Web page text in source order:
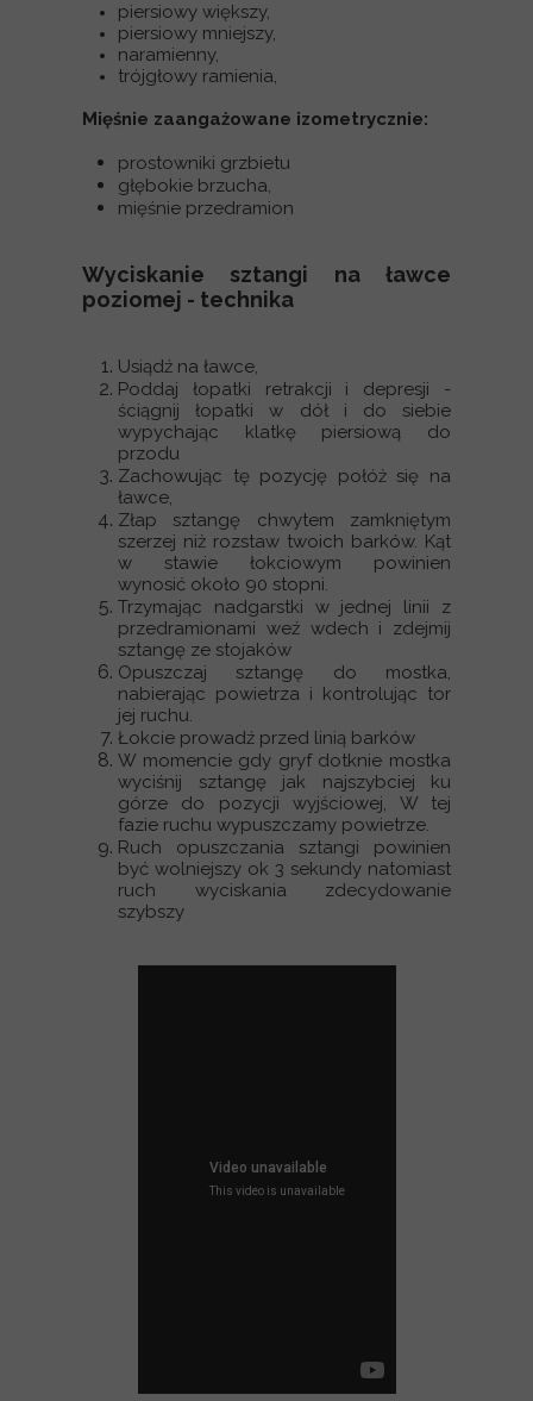
piersiowy większy,
piersiowy mniejszy,
naramienny,
trójgłowy ramienia,
Mięśnie zaangażowane izometrycznie:
prostowniki grzbietu
głębokie brzucha,
mięśnie przedramion
Wyciskanie sztangi na ławce
poziomej - technika
Usiądź na ławce,
Poddaj łopatki retrakcji i depresji -
ściągnij łopatki w dół i do siebie
wypychając klatkę piersiową do
przodu
Zachowując tę pozycję połóż się na
ławce,
Złap sztangę chwytem zamkniętym
szerzej niż rozstaw twoich barków. Kąt
w stawie łokciowym powinien
wynosić około 90 stopni.
Trzymając nadgarstki w jednej linii z
przedramionami weź wdech i zdejmij
sztangę ze stojaków
Opuszczaj sztangę do mostka,
nabierając powietrza i kontrolując tor
jej ruchu.
Łokcie prowadź przed linią barków
W momencie gdy gryf dotknie mostka
wyciśnij sztangę jak najszybciej ku
górze do pozycji wyjściowej, W tej
fazie ruchu wypuszczamy powietrze.
Ruch opuszczania sztangi powinien
być wolniejszy ok 3 sekundy natomiast
ruch wyciskania zdecydowanie
szybszy